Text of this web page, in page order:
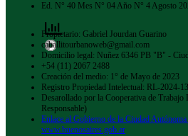
Ed. N° 40 Mes N° 04 Año N° 4 Agosto
Propietario: Gabriel Jourdan Guarino
caballitourbanoweb@gmail.com
Domicilio legal: Nuñez 6346 PB "B" -
+54 (11) 2067 2488
Creación del medio: 1° de Mayo de 2023
Registro Propiedad Intelectual: RL-
Desarollado por la Cooperativa de
Responsable)
Enlace al Gobierno de la Ciudad
www.buenosaires.gob.ar